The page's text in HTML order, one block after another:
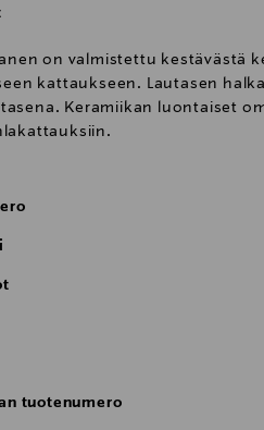
on valmistettu kestävästä
kattaukseen. Lautasen
Keramiikan luontaiset
tuotenumero